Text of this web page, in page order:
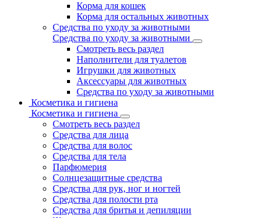
Корма для кошек
Корма для остальных животных
Средства по уходу за животными
Средства по уходу за животными
Смотреть весь раздел
Наполнители для туалетов
Игрушки для животных
Аксессуары для животных
Средства по уходу за животными
Косметика и гигиена
Косметика и гигиена
Смотреть весь раздел
Средства для лица
Средства для волос
Средства для тела
Парфюмерия
Солнцезащитные средства
Средства для рук, ног и ногтей
Средства для полости рта
Средства для бритья и депиляции